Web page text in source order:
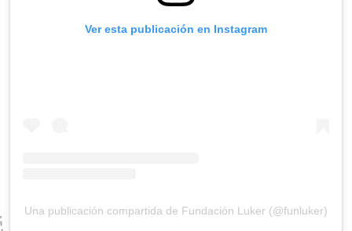
Ver esta publicación en Instagram
Una publicación compartida de Fundación Luker (@funluker)